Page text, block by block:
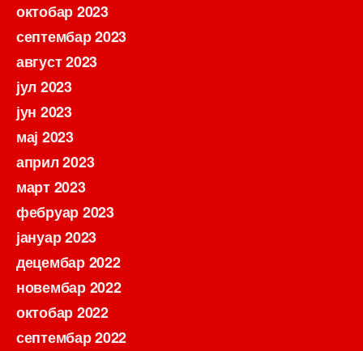
октобар 2023
септембар 2023
август 2023
јул 2023
јун 2023
мај 2023
април 2023
март 2023
фебруар 2023
јануар 2023
децембар 2022
новембар 2022
октобар 2022
септембар 2022